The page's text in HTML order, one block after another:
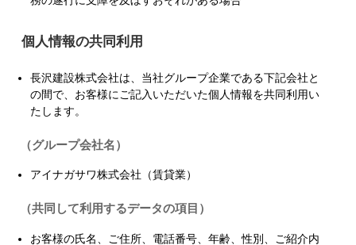
個人情報の共同利用
長沢建設株式会社は、当社グループ企業である下記会社と
の間で、お客様にご記入いただいた個人情報を共同利用い
たします。
（グループ会社名）
アイナガサワ株式会社（賃貸業）
（共同して利用するデータの項目）
お客様の氏名、ご住所、電話番号、年齢、性別、ご紹介内